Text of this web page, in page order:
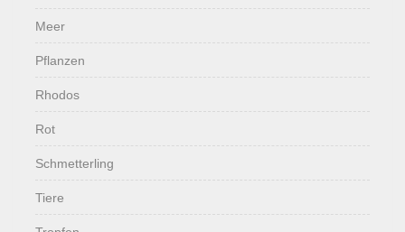
Meer
Pflanzen
Rhodos
Rot
Schmetterling
Tiere